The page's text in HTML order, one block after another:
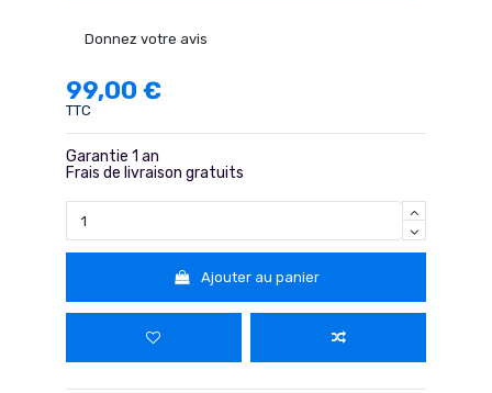
Donnez votre avis
99,00 €
TTC
Garantie 1 an
Frais de livraison gratuits
Ajouter au panier